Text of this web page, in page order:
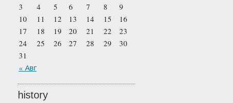
« Авг
3
4 5 6 7 8
9
10
11 12 13 14 15
16
17
18 19 20 21 22
23
24
25 26 27 28 29
30
31
history